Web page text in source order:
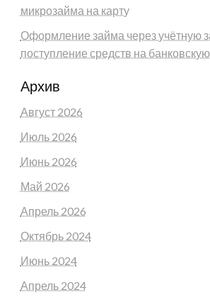
микрозайма на карту
Оформление займа через учётную
поступление средств на
Архив
Август 2026
Июль 2026
Июнь 2026
Май 2026
Апрель 2026
Октябрь 2024
Июнь 2024
Апрель 2024